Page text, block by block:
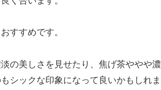
すすめです。
の美しさを見せたり、焦げ茶ややや濃
シックな印象になって良いかもしれま